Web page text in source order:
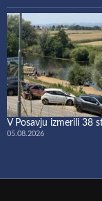
V Posavju izmerili 38
05.08.2026